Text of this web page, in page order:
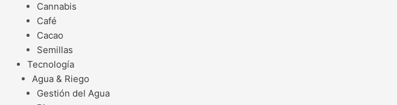
Cannabis
Café
Cacao
Semillas
Tecnología
Agua & Riego
Gestión del Agua